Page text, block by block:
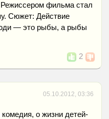
Режиссером фильма стал
Сюжет: Действие
— это рыбы, а рыбы
2
05.10.2012, 03:36
о жизни детей-